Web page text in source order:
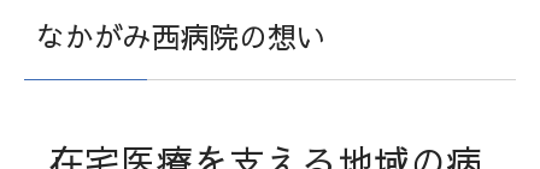
なかがみ西病院の想い